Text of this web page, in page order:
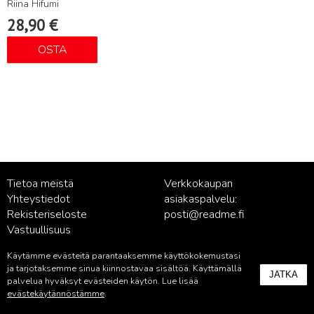
Riina Hifumi
28,90 €
OSTA
Tietoa meistä
Yhteystiedot
Rekisteriseloste
Vastuullisuus
Verkkokaupan
asiakaspalvelu:
posti@readme.fi
Kustantamon asiakaspalvelu:
palvelu@readme.fi
Käytämme evästeitä parantaaksemme käyttökokemustasi
ja tarjotaksemme sinua kiinnostavaa sisältöä. Käyttämällä
palvelua hyväksyt evästeiden käytön. Lue lisää
evästekäytännöstämme.
JATKA